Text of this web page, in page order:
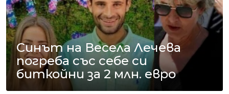
Синът на Весела Лечева
погреба със себе си
биткойни за 2 млн. евро